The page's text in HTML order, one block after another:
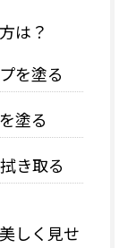
は？
を塗る
塗る
き取る
しく見せ